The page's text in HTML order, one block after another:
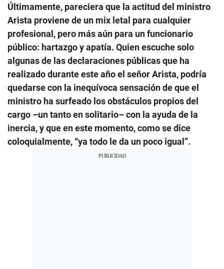
Últimamente, pareciera que la actitud del ministro
Arista proviene de un mix letal para cualquier
profesional, pero más aún para un funcionario
público: hartazgo y apatía. Quien escuche solo
algunas de las declaraciones públicas que ha
realizado durante este año el señor Arista, podría
quedarse con la inequívoca sensación de que el
ministro ha surfeado los obstáculos propios del
cargo –un tanto en solitario– con la ayuda de la
inercia, y que en este momento, como se dice
coloquialmente, “ya todo le da un poco igual”.